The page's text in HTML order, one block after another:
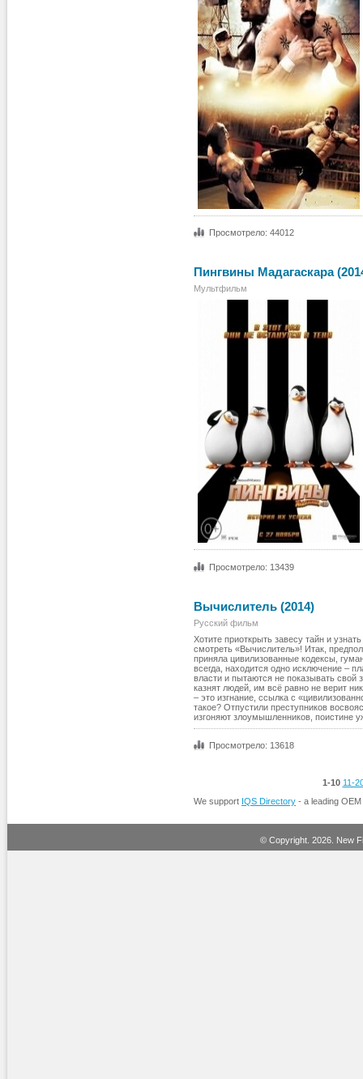
Просмотрело: 44012
Пингвины Мадагаскара
Мультфильм
Просмотрело: 13439
Вычислитель (2014)
Русский фильм
Хотите приоткрыть завесу тайн и
смотреть «Вычислитель»! Итак,
приняла цивилизованные кодексы,
всегда, находится одно исключение –
власти и пытаются не показывать
казнят людей, им всё равно не верит
– это изгнание, ссылка с
такое? Отпустили преступников
изгоняют злоумышленников, поистине
Просмотрело: 13618
1-10 11-
We support IQS Directory - a leading
© Copyright. 2026. New